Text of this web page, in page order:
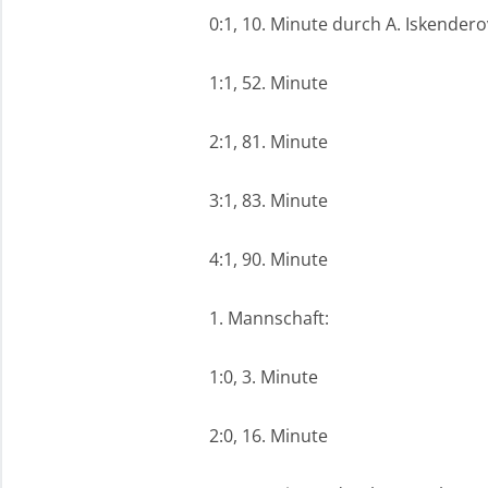
0:1, 10. Minute durch A.
1:1, 52. Minute
2:1, 81. Minute
3:1, 83. Minute
4:1, 90. Minute
1. Mannschaft:
1:0, 3. Minute
2:0, 16. Minute